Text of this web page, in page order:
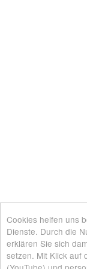
Cookies helfen uns
Dienste. Durch die
erklären Sie sich
setzen. Mit Klick auf